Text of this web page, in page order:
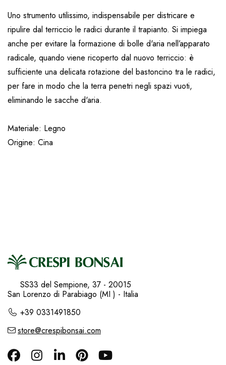
Uno strumento utilissimo, indispensabile per districare e
ripulire dal terriccio le radici durante il trapianto. Si impiega
anche per evitare la formazione di bolle d'aria nell’apparato
radicale, quando viene ricoperto dal nuovo terriccio: è
sufficiente una delicata rotazione del bastoncino tra le radici,
per fare in modo che la terra penetri negli spazi vuoti,
eliminando le sacche d'aria.
Materiale: Legno
Origine: Cina
SS33 del Sempione, 37 - 20015
San Lorenzo di Parabiago (MI ) - Italia
+39 0331491850
store@crespibonsai.com